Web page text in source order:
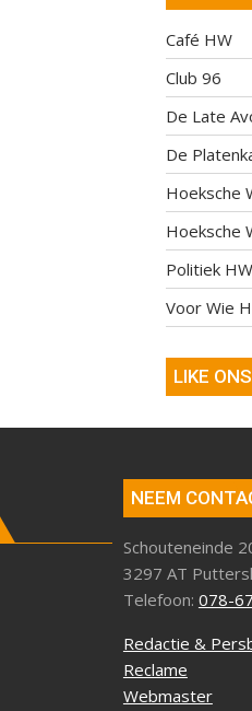
Café HW
Club 96
De Late
De
Hoeksche
Hoeksche
Politiek HW
Voor Wie
LIKE
NEEM
Schouteneinde
3297 AT
Telefoon: 078-
Redactie &
Reclame
Webmaster